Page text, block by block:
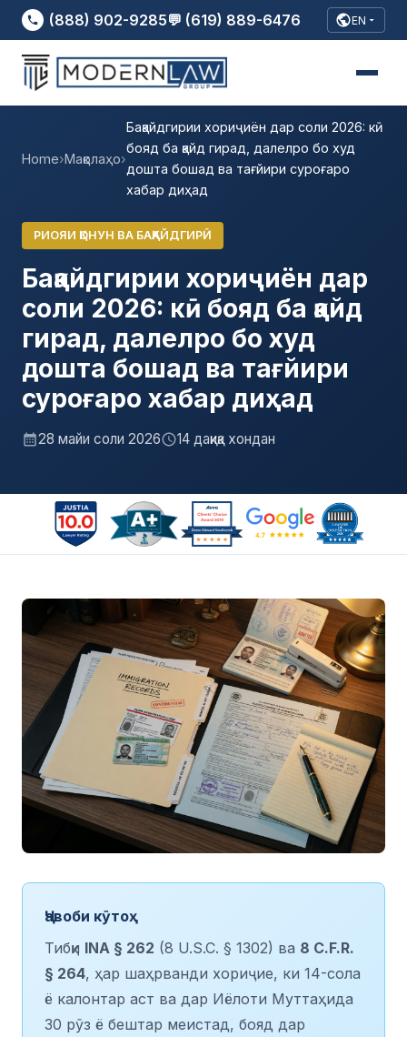
(888) 902-9285💬 (619) 889-6476 EN
Home›Мақолаҳо›
Бақайдгирии хориҷиён дар соли 2026: кӣ
бояд ба қайд гирад, далелро бо худ
дошта бошад ва тағйири суроғаро
хабар диҳад
РИОЯИ ҚОНУН ВА БАҚАЙДГИРӢ
Бақайдгирии хориҷиён дар
соли 2026: кӣ бояд ба қайд
гирад, далелро бо худ
дошта бошад ва тағйири
суроғаро хабар диҳад
28 майи соли 2026 14 дақиқа хондан
Ҷавоби кӯтоҳ
Тибқи INA § 262 (8 U.S.C. § 1302) ва 8 C.F.R.
§ 264, ҳар шаҳрванди хориҷие, ки 14-сола
ё калонтар аст ва дар Иёлоти Муттаҳида
30 рӯз ё бештар меистад, бояд дар